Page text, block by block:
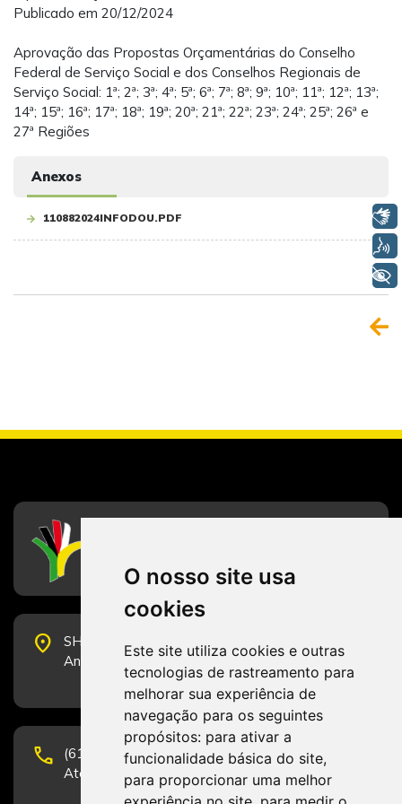
O nosso site usa
cookies
Este site utiliza cookies e outras
tecnologias de rastreamento para
melhorar sua experiência de
navegação para os seguintes
propósitos: para ativar a
funcionalidade básica do site,
para proporcionar uma melhor
Publicado em 20/12/2024
Aprovação das Propostas Orçamentárias do Conselho
Federal de Serviço Social e dos Conselhos Regionais de
Serviço Social: 1ª; 2ª; 3ª; 4ª; 5ª; 6ª; 7ª; 8ª; 9ª; 10ª; 11ª; 12ª; 13ª;
14ª; 15ª; 16ª; 17ª; 18ª; 19ª; 20ª; 21ª; 22ª; 23ª; 24ª; 25ª; 26ª e
27ª Regiões
Anexos
110882024INFODOU.PDF
place
SHS Quadra 6, Bloco E, Complexo Brasil 21, 20º
Andar, Sala 2001 - CEP 70322-915 - Brasília/DF
phone
(61) 3223-1652 e (61) 98131-3801.
Atendimento por telefone em horário comercial
Voz